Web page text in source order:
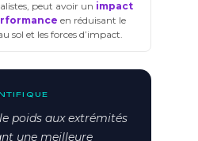
peut avoir un impact
en réduisant le
sol et les forces d’impact.
poids aux extrémités
une meilleure